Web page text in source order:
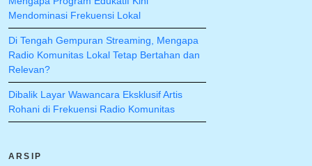
Mendominasi Frekuensi Lokal
Di Tengah Gempuran Streaming, Mengapa
Radio Komunitas Lokal Tetap Bertahan dan
Relevan?
Dibalik Layar Wawancara Eksklusif Artis
Rohani di Frekuensi Radio Komunitas
ARSIP